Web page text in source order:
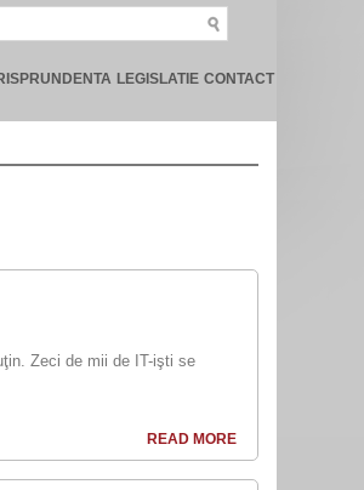
LEGISLATIE CONTACT
Zeci de mii de IT-işti se
READ MORE